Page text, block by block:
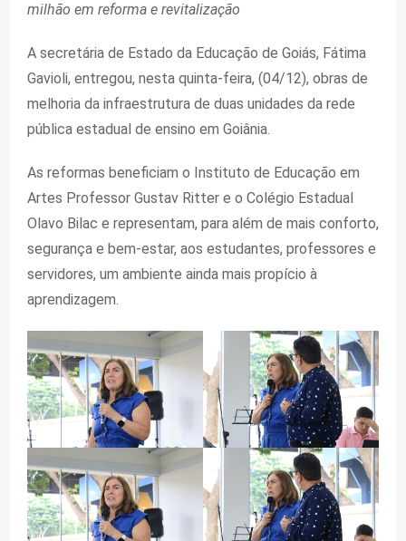
milhão em reforma e revitalização
A secretária de Estado da Educação de Goiás, Fátima
Gavioli, entregou, nesta quinta-feira, (04/12), obras de
melhoria da infraestrutura de duas unidades da rede
pública estadual de ensino em Goiânia.
As reformas beneficiam o Instituto de Educação em
Artes Professor Gustav Ritter e o Colégio Estadual
Olavo Bilac e representam, para além de mais conforto,
segurança e bem-estar, aos estudantes, professores e
servidores, um ambiente ainda mais propício à
aprendizagem.